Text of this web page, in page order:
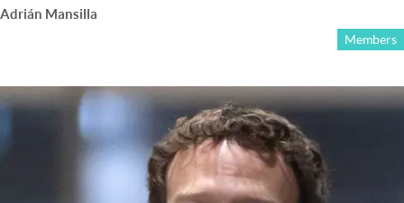
Adrián Mansilla
Members